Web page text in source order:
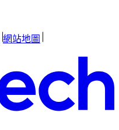
網站地圖